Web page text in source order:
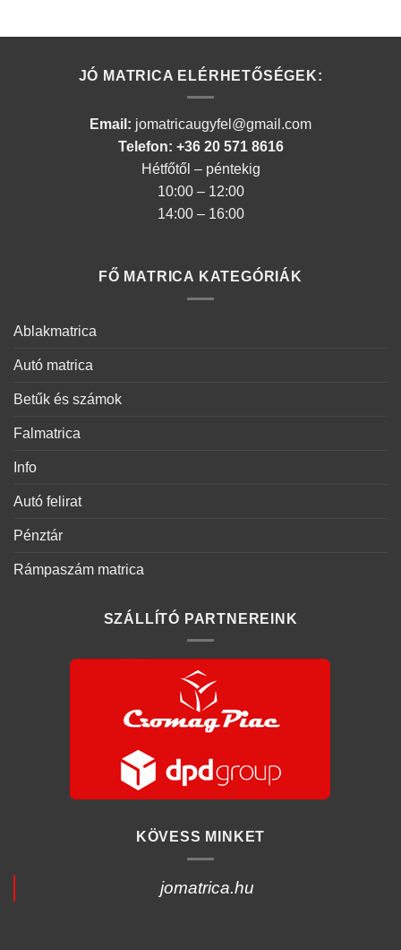
JÓ MATRICA ELÉRHETŐSÉGEK:
Email: jomatricaugyfel@gmail.com
Telefon: +36 20 571 8616
Hétfőtől – péntekig
10:00 – 12:00
14:00 – 16:00
FŐ MATRICA KATEGÓRIÁK
Ablakmatrica
Autó matrica
Betűk és számok
Falmatrica
Info
Autó felirat
Pénztár
Rámpaszám matrica
SZÁLLÍTÓ PARTNEREINK
KÖVESS MINKET
jomatrica.hu